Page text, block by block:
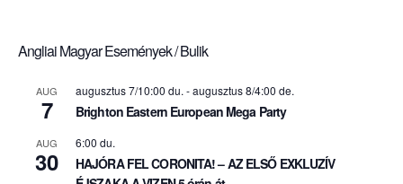
Angliai Magyar Események / Bulik
AUG
7
augusztus 7/10:00 du.-augusztus 8/4:00 de.
Brighton Eastern European Mega Party
AUG
30
6:00 du.
HAJÓRA FEL CORONITA! – AZ ELSŐ EXKLUZÍV